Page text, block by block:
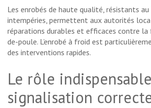
Les enrobés de haute qualité, résistants
intempéries, permettent aux autorités
réparations durables et efficaces contre
de-poule. L’enrobé à froid est
des interventions rapides.
Le rôle
signalisation